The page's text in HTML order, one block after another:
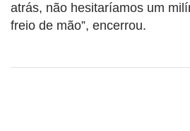
atrás, não hesitaríamos um
freio de mão”, encerrou.